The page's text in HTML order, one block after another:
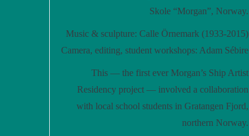
Skole “Morgan”, Norway.
Music & sculpture: Calle Örnemark (1933-2015)
Camera, editing, student workshops: Adam Sébire
This — the first ever Morgan’s Ship Artist
Residency project — involved a collaboration
with local school students in Gratangen Fjord,
northern Norway.